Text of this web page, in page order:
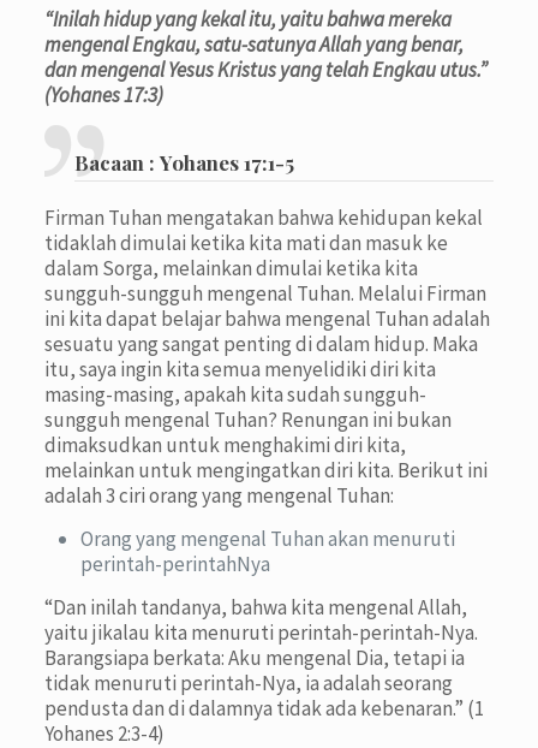
“Inilah hidup yang kekal itu, yaitu bahwa mereka
mengenal Engkau, satu-satunya Allah yang benar,
dan mengenal Yesus Kristus yang telah Engkau utus.”
(Yohanes 17:3)
Bacaan : Yohanes 17:1-5
Firman Tuhan mengatakan bahwa kehidupan kekal
tidaklah dimulai ketika kita mati dan masuk ke
dalam Sorga, melainkan dimulai ketika kita
sungguh-sungguh mengenal Tuhan. Melalui Firman
ini kita dapat belajar bahwa mengenal Tuhan adalah
sesuatu yang sangat penting di dalam hidup. Maka
itu, saya ingin kita semua menyelidiki diri kita
masing-masing, apakah kita sudah sungguh-
sungguh mengenal Tuhan? Renungan ini bukan
dimaksudkan untuk menghakimi diri kita,
melainkan untuk mengingatkan diri kita. Berikut ini
adalah 3 ciri orang yang mengenal Tuhan:
Orang yang mengenal Tuhan akan menuruti
perintah-perintahNya
“Dan inilah tandanya, bahwa kita mengenal Allah,
yaitu jikalau kita menuruti perintah-perintah-Nya.
Barangsiapa berkata: Aku mengenal Dia, tetapi ia
tidak menuruti perintah-Nya, ia adalah seorang
pendusta dan di dalamnya tidak ada kebenaran.” (1
Yohanes 2:3-4)